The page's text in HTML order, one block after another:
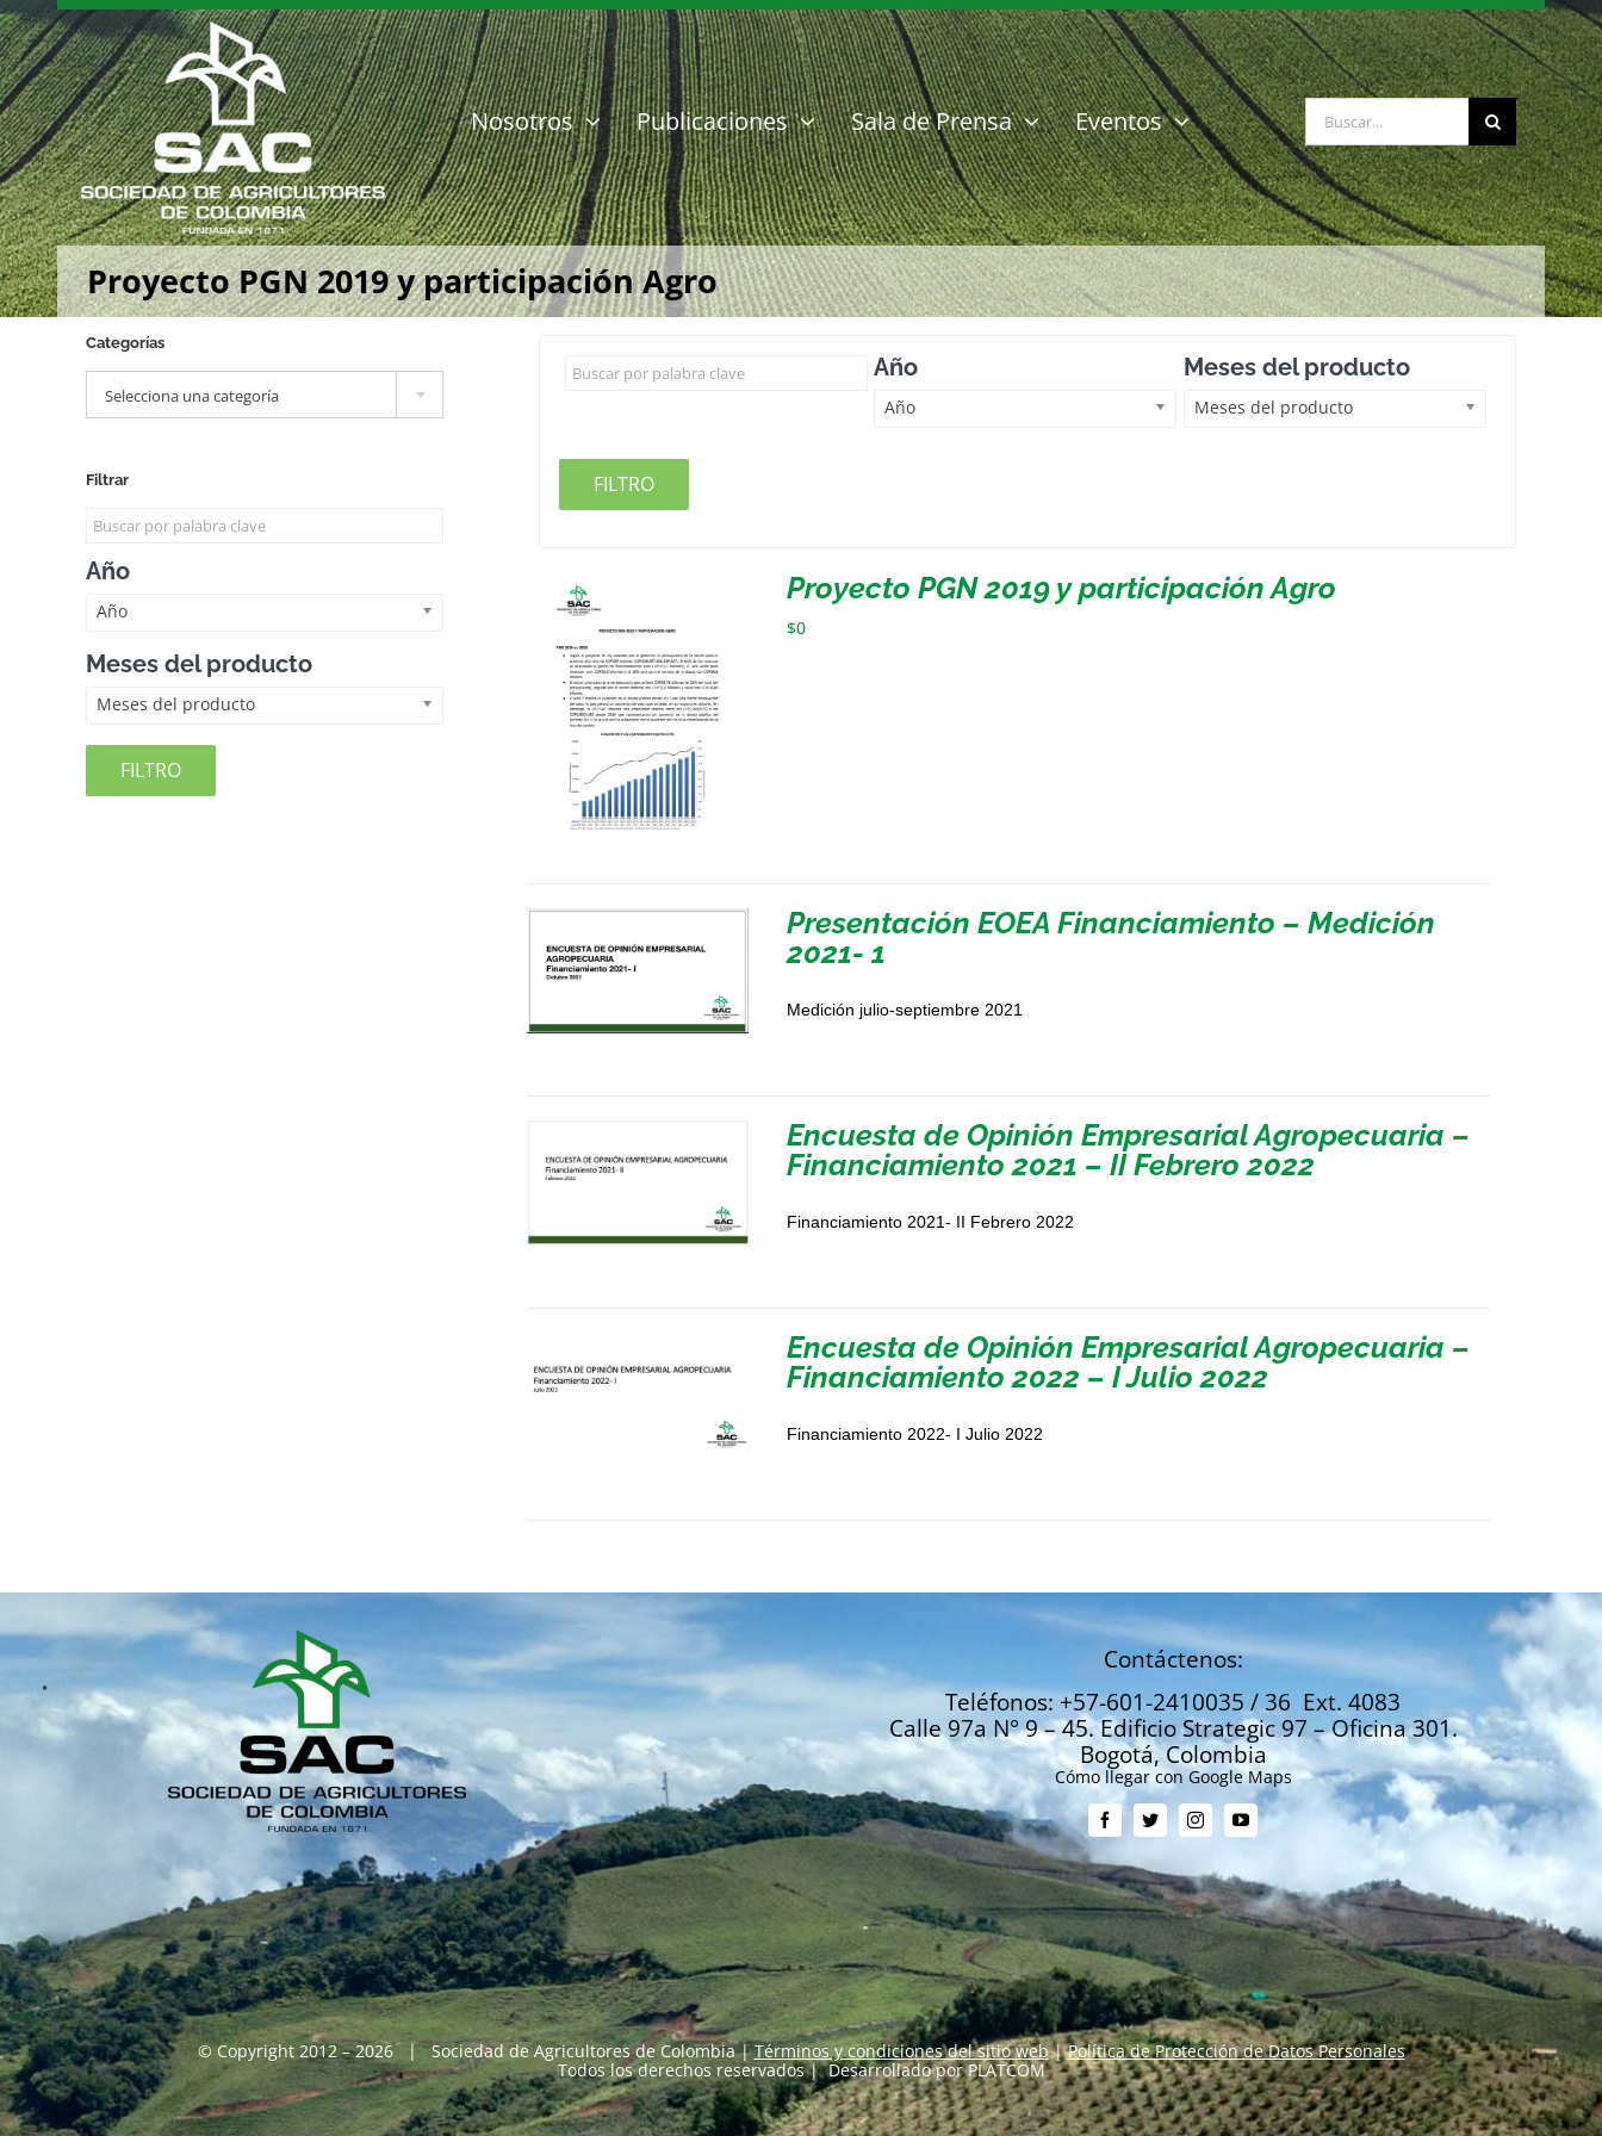
Saltar
al
contenido
Nosotros Publicaciones Sala de Prensa Eventos Buscar:
Proyecto PGN 2019 y participación Agro
Año
Año
Meses del producto
Meses del producto
FILTRO
Proyecto PGN 2019 y participación Agro
$0
Presentación EOEA Financiamiento – Medición
2021- 1
Medición julio-septiembre 2021
Encuesta de Opinión Empresarial Agropecuaria –
Financiamiento 2021 – II Febrero 2022
Financiamiento 2021- II Febrero 2022
Encuesta de Opinión Empresarial Agropecuaria –
Financiamiento 2022 – I Julio 2022
Financiamiento 2022- I Julio 2022
Categorías
Selecciona una categoría
Filtrar
Año
Año
Meses del producto
Meses del producto
FILTRO
Contáctenos:
Teléfonos: +57-601-2410035 / 36 Ext. 4083
Calle 97a N° 9 – 45. Edificio Strategic 97 – Oficina 301.
Bogotá, Colombia
Cómo llegar con Google Maps
© Copyright 2012 – 2026 | Sociedad de Agricultores de Colombia |Términos y condiciones del sitio web|Política de Protección de Datos Personales
Todos los derechos reservados | Desarrollado porPLATCOM